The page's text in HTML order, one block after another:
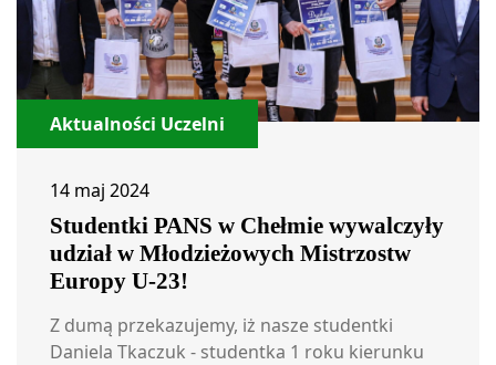
Aktualności Uczelni
14 maj 2024
Studentki PANS w Chełmie wywalczyły
udział w Młodzieżowych Mistrzostw
Europy U-23!
Z dumą przekazujemy, iż nasze studentki
Daniela Tkaczuk - studentka 1 roku kierunku